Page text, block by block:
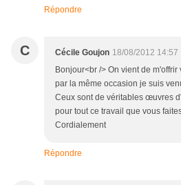
Répondre
C Cécile Goujon 18/08/2012 14:57
Bonjour<br /> On vient de
par la même occasion je suis
Ceux sont de véritables œuvres
pour tout ce travail que vous
Cordialement
Répondre